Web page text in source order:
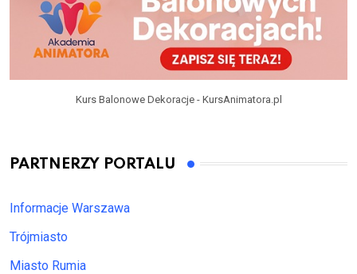
Kurs Balonowe Dekoracje - KursAnimatora.pl
PARTNERZY PORTALU
Informacje Warszawa
Trójmiasto
Miasto Rumia